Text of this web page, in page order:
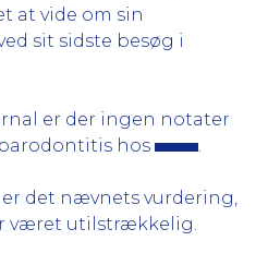
at vide om sin
sit sidste besøg i
er der ingen notater
hos
det nævnets vurdering,
været utilstrækkelig.